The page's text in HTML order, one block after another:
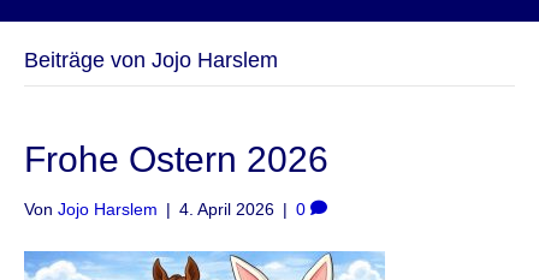
Beiträge von Jojo Harslem
Frohe Ostern 2026
Von Jojo Harslem | 4. April 2026 | 0